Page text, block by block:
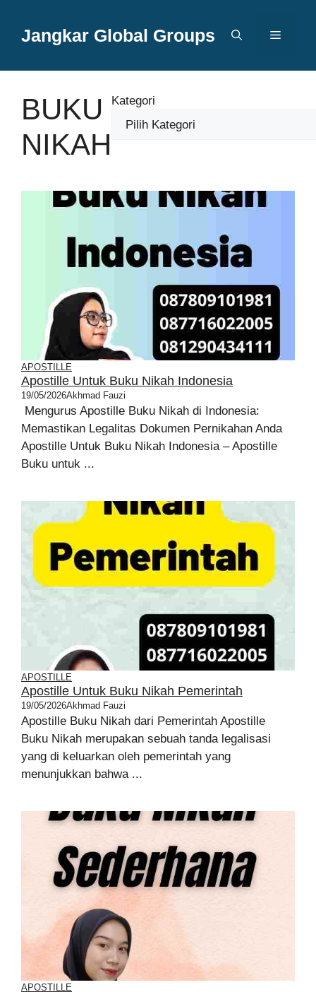
Jangkar Global Groups Menu
BUKU
NIKAH
Kategori
APOSTILLE
Apostille Untuk Buku Nikah Indonesia
19/05/2026Akhmad Fauzi
Mengurus Apostille Buku Nikah di Indonesia:
Memastikan Legalitas Dokumen Pernikahan Anda
Apostille Untuk Buku Nikah Indonesia – Apostille
Buku untuk ...
APOSTILLE
Apostille Untuk Buku Nikah Pemerintah
19/05/2026Akhmad Fauzi
Apostille Buku Nikah dari Pemerintah Apostille
Buku Nikah merupakan sebuah tanda legalisasi
yang di keluarkan oleh pemerintah yang
menunjukkan bahwa ...
APOSTILLE